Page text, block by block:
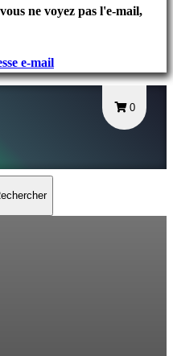
ne voyez pas l'e-mail,
e-mail
0